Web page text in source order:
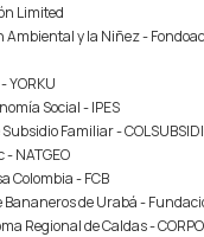
Limited
Ambiental y la Niñez -
YORKU
Social - IPES
Familiar -
NATGEO
Colombia - FCB
Bananeros de Urabá -
Regional de Caldas -